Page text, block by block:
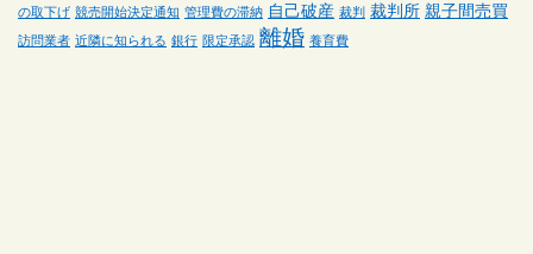
の取下げ 競売開始決定通知 管理費の滞納 自己破産 裁判 裁判所 親子間売買
訪問業者 近隣に知られる 銀行 限定承認 離婚 養育費